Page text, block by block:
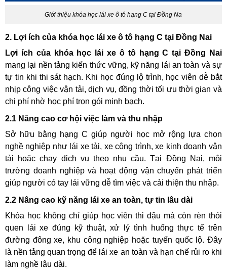
Giới thiệu khóa học lái xe ô tô hạng C tại Đồng Na
2. Lợi ích của khóa học lái xe ô tô hạng C tại Đồng Nai
Lợi ích của khóa học lái xe ô tô hạng C tại Đồng Nai
mang lại nền tảng kiến thức vững, kỹ năng lái an toàn và sự
tự tin khi thi sát hạch. Khi học đúng lộ trình, học viên dễ bắt
nhịp công việc vận tải, dịch vụ, đồng thời tối ưu thời gian và
chi phí nhờ học phí trọn gói minh bạch.
2.1 Nâng cao cơ hội việc làm và thu nhập
Sở hữu bằng hạng C giúp người học mở rộng lựa chọn
nghề nghiệp như lái xe tải, xe công trình, xe kinh doanh vận
tải hoặc chạy dịch vụ theo nhu cầu. Tại Đồng Nai, môi
trường doanh nghiệp và hoạt động vận chuyển phát triển
giúp người có tay lái vững dễ tìm việc và cải thiện thu nhập.
2.2 Nâng cao kỹ năng lái xe an toàn, tự tin lâu dài
Khóa học không chỉ giúp học viên thi đậu mà còn rèn thói
quen lái xe đúng kỹ thuật, xử lý tình huống thực tế trên
đường đông xe, khu công nghiệp hoặc tuyến quốc lộ. Đây
là nền tảng quan trọng để lái xe an toàn và hạn chế rủi ro khi
làm nghề lâu dài.